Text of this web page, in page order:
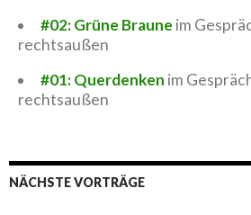
#02: Grüne Braune im
rechtsaußen
#01: Querdenken im
rechtsaußen
NÄCHSTE VORTRÄGE